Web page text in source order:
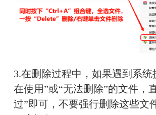
3.在删除过程中，如果遇到系统
在使用”或“无法删除”的文件，
过”即可，不要强行删除这些文